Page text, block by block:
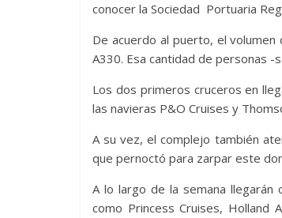
conocer la Sociedad Portuaria
De acuerdo al puerto, el
A330. Esa cantidad de personas -
Los dos primeros cruceros en
las navieras P&O Cruises y
A su vez, el complejo también
que pernoctó para zarpar este
A lo largo de la semana llegarán
como Princess Cruises, Holland